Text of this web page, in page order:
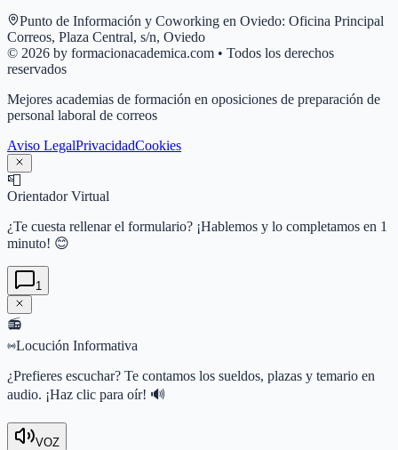
Punto de Información y Coworking en Oviedo: Oficina Principal
Correos, Plaza Central, s/n, Oviedo
© 2026 by formacionacademica.com • Todos los derechos
reservados
Mejores academias de formación en oposiciones de preparación de
personal laboral de correos
Aviso LegalPrivacidadCookies
📮
Orientador Virtual
¿Te cuesta rellenar el formulario? ¡Hablemos y lo completamos en 1
minuto! 😊
1
📻
Locución Informativa
¿Prefieres escuchar? Te contamos los sueldos, plazas y temario en
audio. ¡Haz clic para oír! 🔊
VOZ